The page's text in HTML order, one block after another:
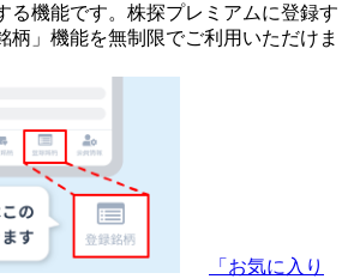
る機能です。 株探プレミアムに登録す
柄」機能を無制限でご利用いただけま
「お気に入り